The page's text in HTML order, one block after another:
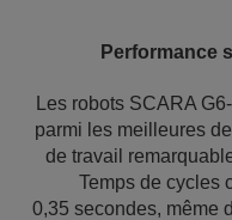
Performance
Les robots SCARA
parmi les meilleures
de travail
Temps de cycles
0,35 secondes, même